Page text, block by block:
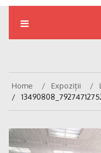
Home Expoziții